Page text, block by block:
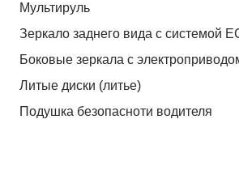
Мультируль
Зеркало заднего вида с системой
Боковые зеркала с
Литые диски (литье)
Подушка безопасноти водителя